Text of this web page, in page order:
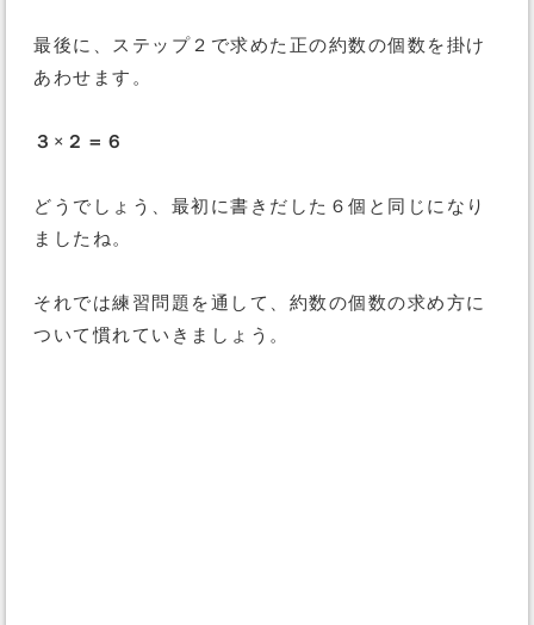
最後に、ステップ２で求めた正の約数の個数を掛け
あわせます。
３×２＝６
どうでしょう、最初に書きだした６個と同じになり
ましたね。
それでは練習問題を通して、約数の個数の求め方に
ついて慣れていきましょう。